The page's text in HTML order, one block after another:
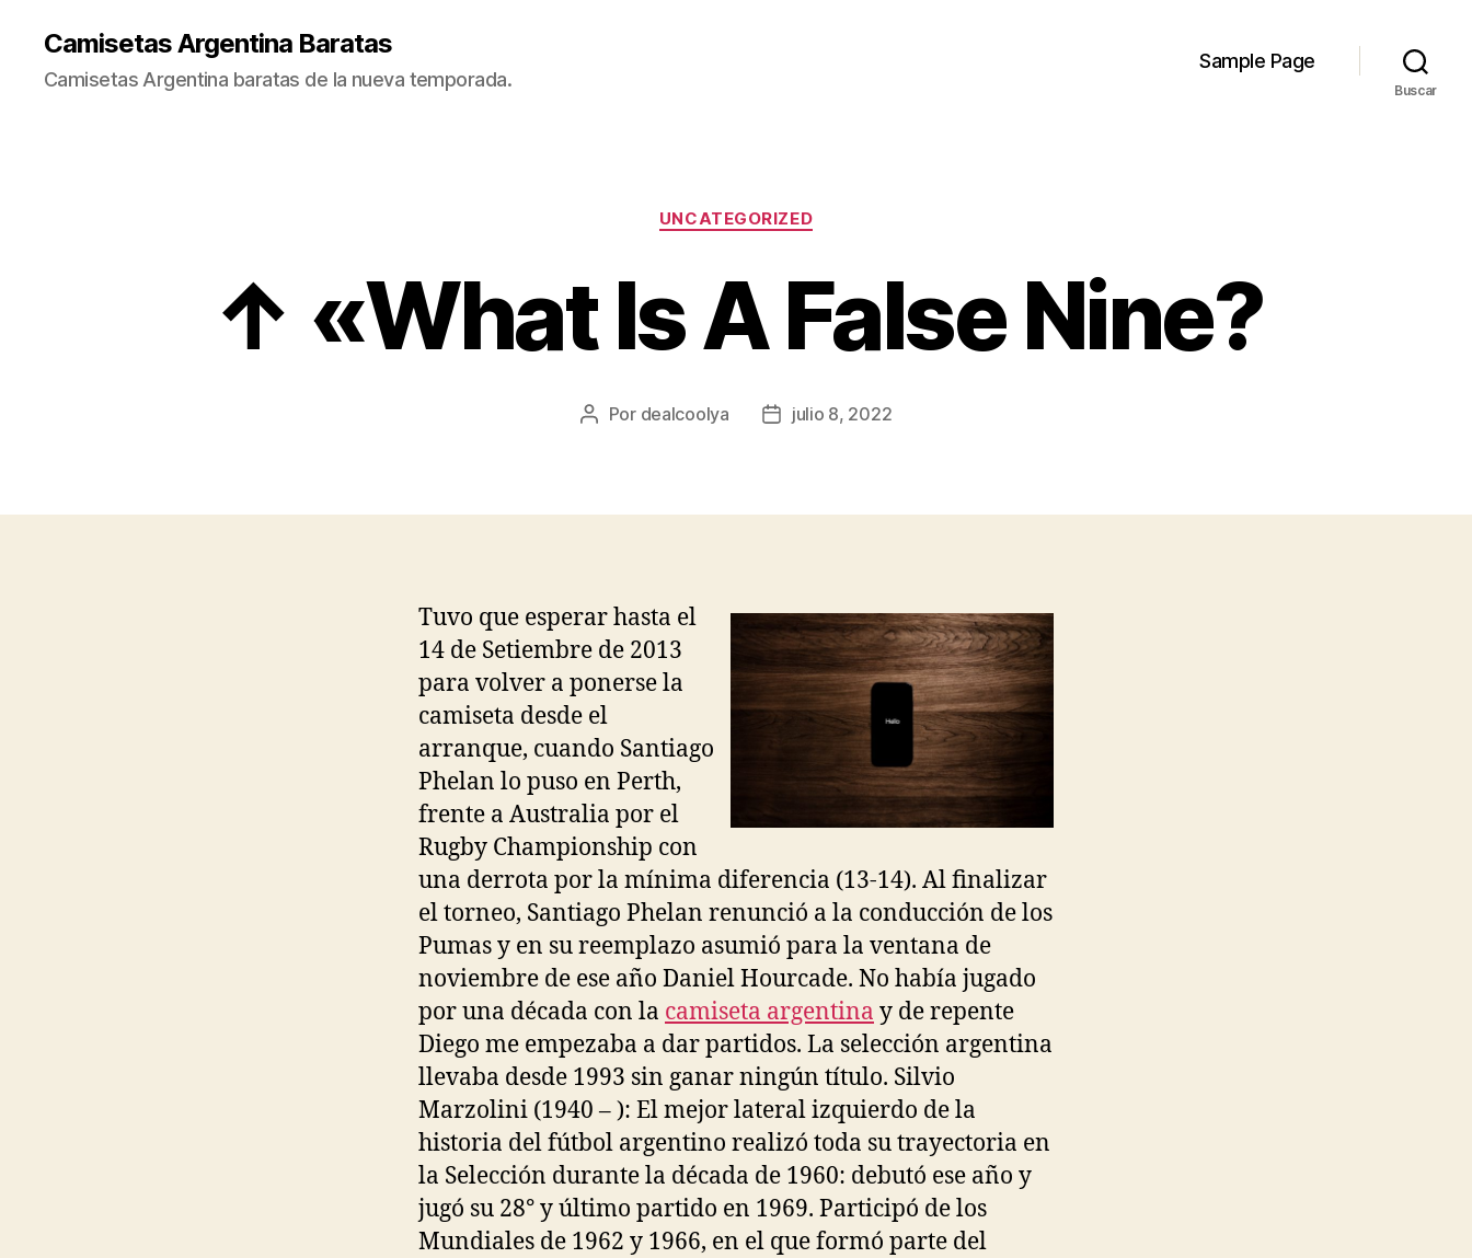
Camisetas Argentina Baratas
Camisetas Argentina baratas de la nueva temporada.
Sample Page
Buscar
Categorías
UNCATEGORIZED
↑ «What Is A False Nine?
Autor
Por dealcoolya
Fechajulio 8, 2022
Tuvo que esperar hasta el
14 de Setiembre de 2013
para volver a ponerse la
camiseta desde el
arranque, cuando Santiago
Phelan lo puso en Perth,
frente a Australia por el
Rugby Championship con
una derrota por la mínima diferencia (13-14). Al finalizar
el torneo, Santiago Phelan renunció a la conducción de los
Pumas y en su reemplazo asumió para la ventana de
noviembre de ese año Daniel Hourcade. No había jugado
por una década con la camiseta argentina y de repente
Diego me empezaba a dar partidos. La selección argentina
llevaba desde 1993 sin ganar ningún título. Silvio
Marzolini (1940 – ): El mejor lateral izquierdo de la
historia del fútbol argentino realizó toda su trayectoria en
la Selección durante la década de 1960: debutó ese año y
jugó su 28° y último partido en 1969. Participó de los
Mundiales de 1962 y 1966, en el que formó parte del